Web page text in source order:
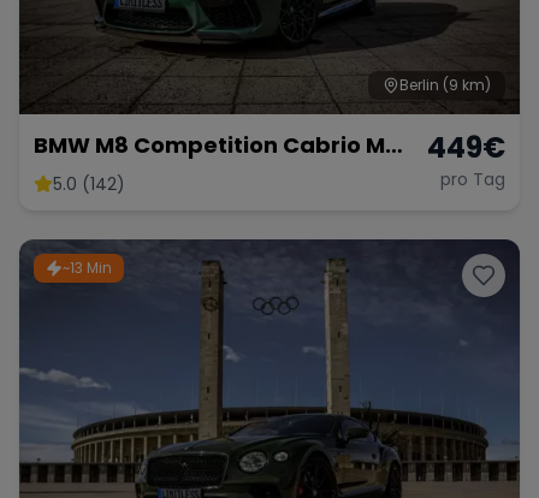
Berlin (9 km)
BMW M8 Competition Cabrio M
mieten 625 PS xDrive Sportwagen
5.0 (142)
449€
pro Tag
~13 Min